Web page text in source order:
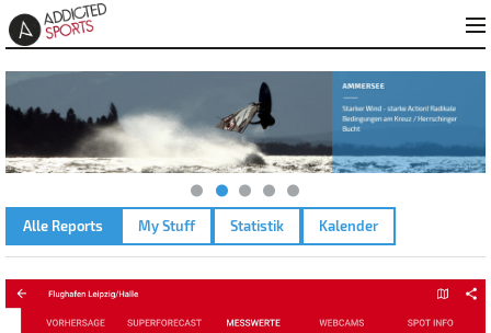
Alle Reports My Stuff Statistik Kalender
RASSNITZER SEE – 21.05.2022